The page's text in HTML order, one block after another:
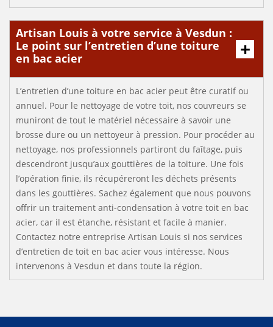
Artisan Louis à votre service à Vesdun :
Le point sur l’entretien d’une toiture
en bac acier
L’entretien d’une toiture en bac acier peut être curatif ou
annuel. Pour le nettoyage de votre toit, nos couvreurs se
muniront de tout le matériel nécessaire à savoir une
brosse dure ou un nettoyeur à pression. Pour procéder au
nettoyage, nos professionnels partiront du faîtage, puis
descendront jusqu’aux gouttières de la toiture. Une fois
l’opération finie, ils récupéreront les déchets présents
dans les gouttières. Sachez également que nous pouvons
offrir un traitement anti-condensation à votre toit en bac
acier, car il est étanche, résistant et facile à manier.
Contactez notre entreprise Artisan Louis si nos services
d’entretien de toit en bac acier vous intéresse. Nous
intervenons à Vesdun et dans toute la région.